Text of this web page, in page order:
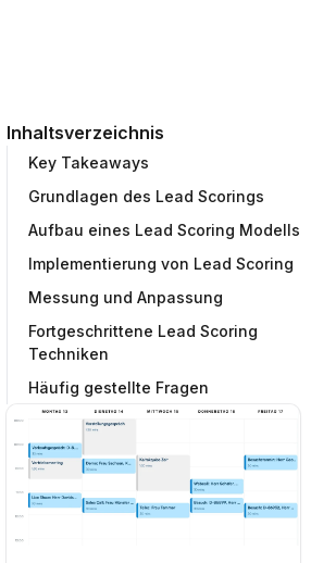
Inhaltsverzeichnis
Key Takeaways
Grundlagen des Lead Scorings
Aufbau eines Lead Scoring Modells
Implementierung von Lead Scoring
Messung und Anpassung
Fortgeschrittene Lead Scoring
Techniken
Häufig gestellte Fragen